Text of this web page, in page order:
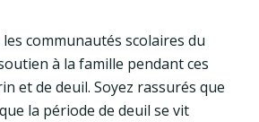
communautés scolaires du
à la famille pendant ces
et de deuil. Soyez rassurés que
la période de deuil se vit